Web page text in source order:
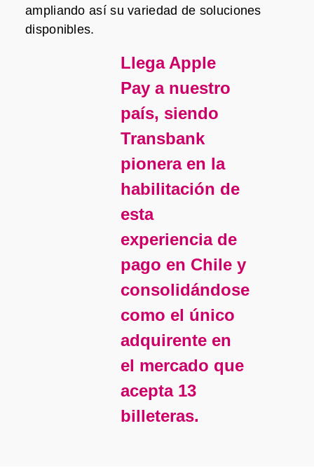
ampliando así su variedad de soluciones
disponibles.
Llega Apple
Pay a nuestro
país, siendo
Transbank
pionera en la
habilitación de
esta
experiencia de
pago en Chile y
consolidándose
como el único
adquirente en
el mercado que
acepta 13
billeteras.